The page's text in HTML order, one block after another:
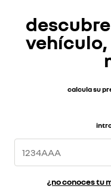
vehículo,
calcula su
¿no conoces tu